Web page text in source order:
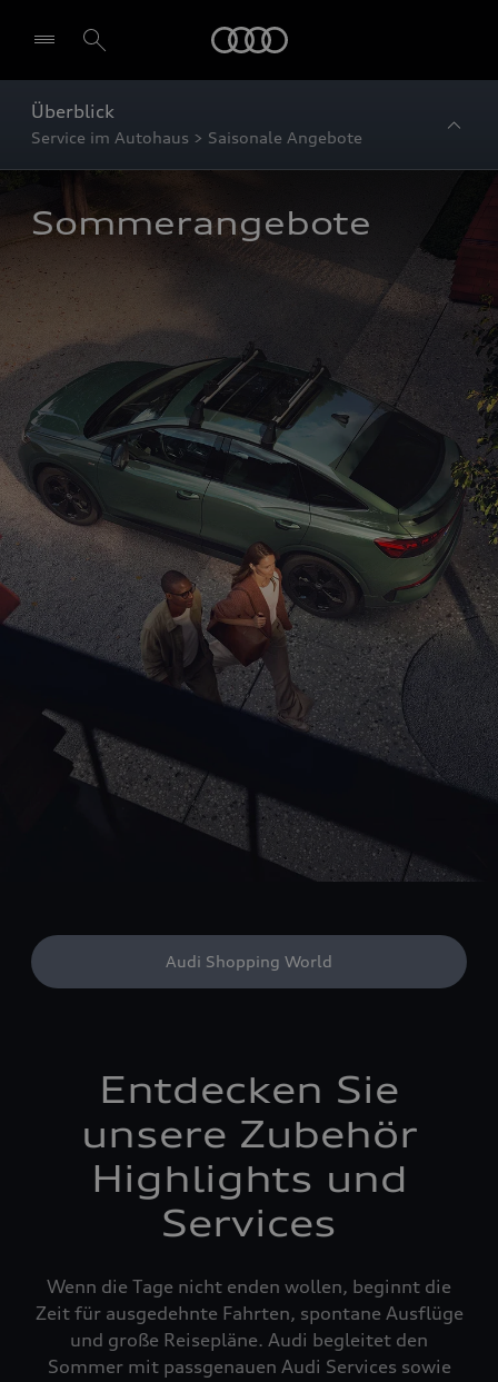
Überblick
Service im Autohaus > Saisonale Angebote
Sommerangebote
Audi Shopping World
Entdecken Sie
unsere Zubehör
Highlights und
Services
Wenn die Tage nicht enden wollen, beginnt die
Zeit für ausgedehnte Fahrten, spontane Ausflüge
und große Reisepläne. Audi begleitet den
Sommer mit passgenauen Audi Services sowie